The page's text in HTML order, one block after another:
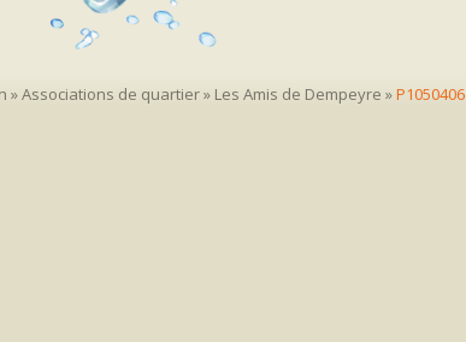
»Associations de quartier» Les Amis de Dempeyre »P1050406